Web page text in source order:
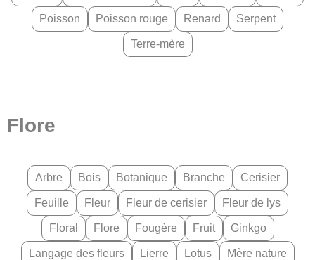
Poisson Poisson rouge Renard Serpent
Terre-mère
Flore
Arbre Bois Botanique Branche Cerisier
Feuille Fleur Fleur de cerisier Fleur de lys
Floral Flore Fougère Fruit Ginkgo
Langage des fleurs Lierre Lotus Mère nature